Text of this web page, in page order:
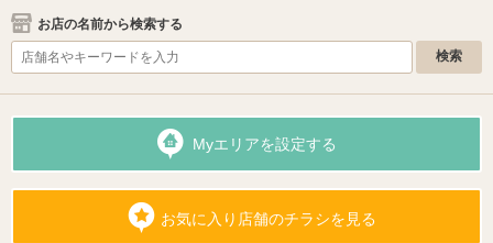
お店の名前から検索する
Myエリアを設定する
お気に入り店舗のチラシを見る